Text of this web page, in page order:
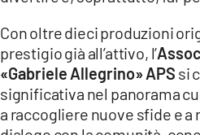
Con oltre dieci produzioni
prestigio già all’attivo, l’
«Gabriele Allegrino» APS si
significativa nel panorama
a raccogliere nuove sfide e a